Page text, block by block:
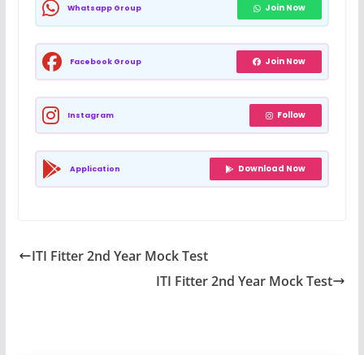
Whatsapp Group Join Now
Facebook Group Join Now
Instagram Follow
Application Download Now
ITI Fitter 2nd Year Mock Test
ITI Fitter 2nd Year Mock Test